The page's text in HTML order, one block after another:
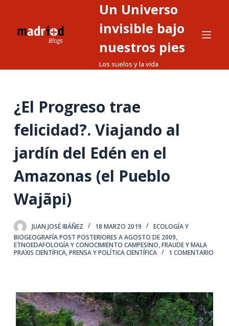
o
t
n
o
Un Universo
invisible bajo
nuestros pies
Los suelos y la vida
¿El Progreso trae
felicidad?. Viajando al
jardín del Edén en el
Amazonas (el Pueblo
Wajãpi)
JUAN JOSÉ IBÁÑEZ 18 MARZO 2019
ECOLOGÍA Y
BIOGEOGRAFÍA POST POSTERIORES A AGOSTO DE 2009,
ETNOEDAFOLOGÍA Y CONOCIMIENTO CAMPESINO,FRAUDE Y MALA
PRAXIS CIENTÍFICA,PRENSA Y POLÍTICA CIENTÍFICA 1 COMENTARIO